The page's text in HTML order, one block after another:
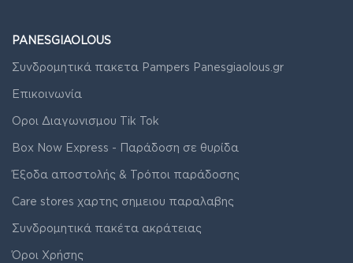
PANESGIAOLOUS
Συνδρομητικά πακετα Pampers Panesgiaolous.gr
Επικοινωνία
Οροι Διαγωνισμου Tik Tok
Box Now Express - Παράδοση σε θυρίδα
Έξοδα αποστολής & Τρόποι παράδοσης
Care stores χαρτης σημειου παραλαβης
Συνδρομητικά πακέτα ακράτειας
Όροι Χρήσης